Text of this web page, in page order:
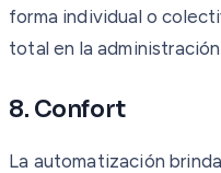
forma individual o
total en la
8. Confort
La automatización